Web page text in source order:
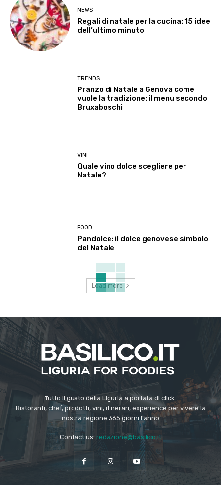
NEWS
Regali di natale per la cucina: 15 idee
dell’ultimo minuto
TRENDS
Pranzo di Natale a Genova come
vuole la tradizione: il menu secondo
Bruxaboschi
VINI
Quale vino dolce scegliere per
Natale?
FOOD
Pandolce: il dolce genovese simbolo
del Natale
Load more
Tutto il gusto della Liguria a portata di click.
Ristoranti, chef, prodotti, vini, itinerari, experience per vivere la
nostra regione 365 giorni l'anno
Contact us: redazione@basilico.it